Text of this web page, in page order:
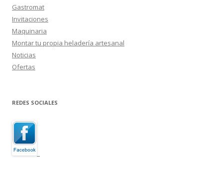
Gastromat
Invitaciones
Maquinaria
Montar tu propia heladería artesanal
Noticias
Ofertas
REDES SOCIALES